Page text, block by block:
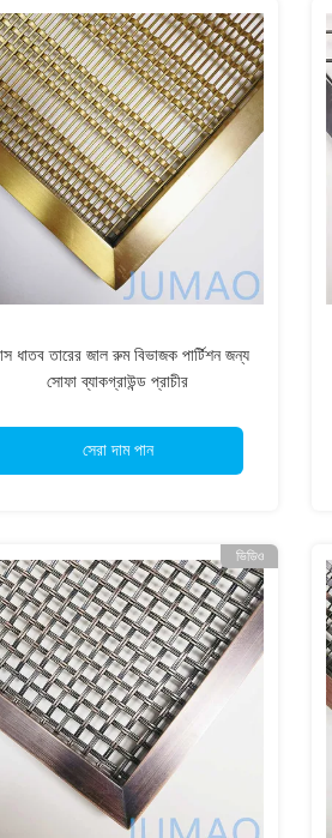
ধাতব তারের জাল রুম বিভাজক পার্টিশন জন্য
সোফা ব্যাকগ্রাউন্ড প্রাচীর
সেরা দাম পান
ভিডিও